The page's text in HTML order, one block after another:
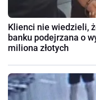
Klienci nie wiedzieli,
banku podejrzana o
miliona złotych